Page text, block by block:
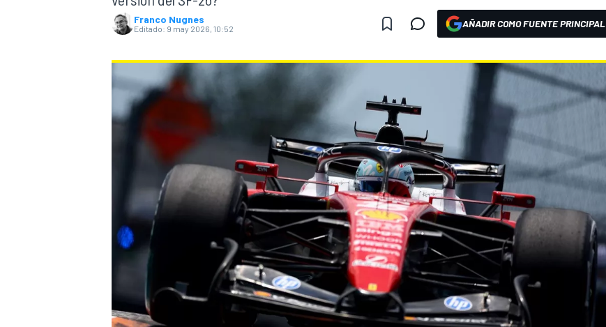
FÓRMULA E
Franco Nugnes
Editado: 9 may 2026, 10:52 AÑADIR COMO FUENTE PRINCIPAL